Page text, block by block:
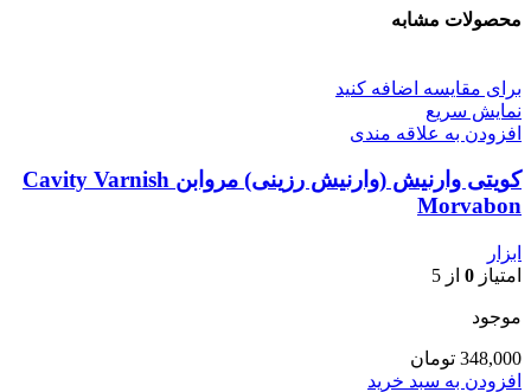
محصولات مشابه
برای مقایسه اضافه کنید
نمایش سریع
افزودن به علاقه مندی
کویتی وارنیش (وارنیش رزینی) مروابن Cavity Varnish
Morvabon
ابزار
امتیاز 0 از 5
موجود
348,000 تومان
افزودن به سبد خرید